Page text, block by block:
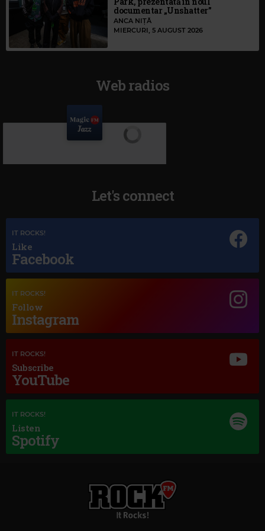
documentar „Unshatter”
ANCA NIȚĂ
MIERCURI, 5 AUGUST 2026
Web radios
FRANK SINATRA–THE BEST IS YET TO COME
Let's connect
IT ROCKS!
Like
Facebook
IT ROCKS!
Follow
Instagram
IT ROCKS!
Subscribe
YouTube
IT ROCKS!
Listen
Spotify